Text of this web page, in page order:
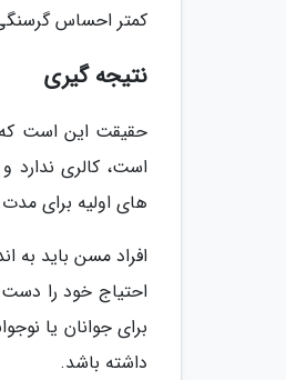
کمتر احساس
نتیجه گیری
حقیقت این است که
است، کالری ندارد
های اولیه برای
افراد مسن باید به
احتیاج خود را
برای جوانان یا
داشته باشد.